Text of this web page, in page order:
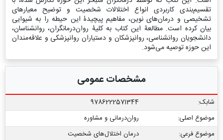
تقسیم‌بندی کاربردی انواع اختلالات شخصیت و توضیح معیارهای
تشخیصی و درمان‌های نوین، مفاهیم پیچیدۀ این حیطه را به شیوایی
بیان کرده است. مطالعۀ این کتاب به کلیۀ روان‌درمانگران، روانشناسان،
دانشجویان روانشناسی، روانپزشکان و دستیاران روانپزشکی و علاقه‌مندان
این حوزه توصیه می‌شود.
مشخصات عمومی
شابک:
9786222571344
موضوع اصلی:
روان‌درمانی و مشاوره
موضوع فرعی:
درمان اختلال‌های شخصیت